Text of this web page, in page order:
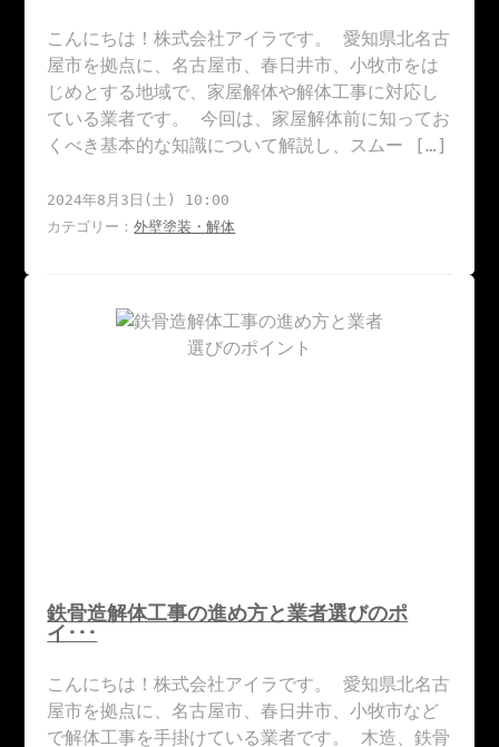
こんにちは！株式会社アイラです。 愛知県北名古
屋市を拠点に、名古屋市、春日井市、小牧市をは
じめとする地域で、家屋解体や解体工事に対応し
ている業者です。 今回は、家屋解体前に知ってお
くべき基本的な知識について解説し、スムー […]
2024年8月3日(土) 10:00
カテゴリー：外壁塗装・解体
鉄骨造解体工事の進め方と業者選びのポ
イ･･･
こんにちは！株式会社アイラです。 愛知県北名古
屋市を拠点に、名古屋市、春日井市、小牧市など
で解体工事を手掛けている業者です。 木造、鉄骨